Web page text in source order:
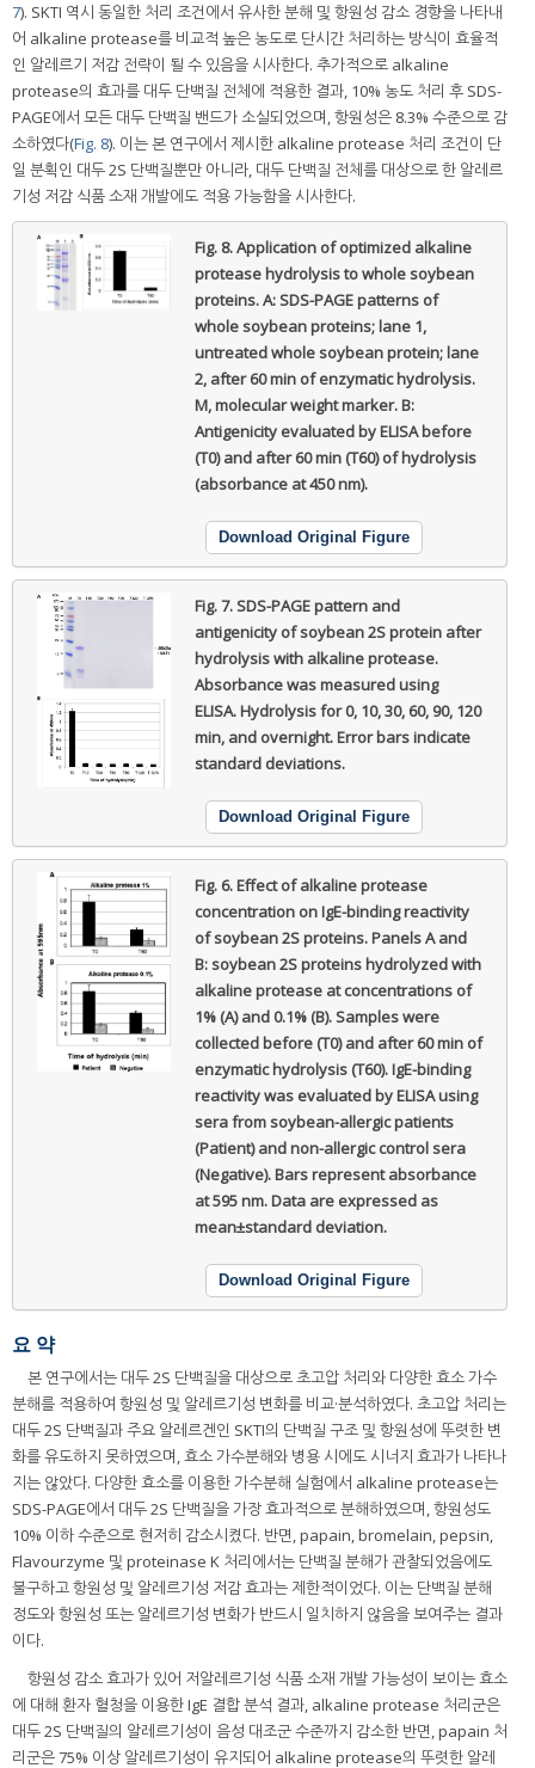
7). SKTI 역시 동일한 처리 조건에서 유사한 분해 및 항원성 감소 경향을 나타내
어 alkaline protease를 비교적 높은 농도로 단시간 처리하는 방식이 효율적
인 알레르기 저감 전략이 될 수 있음을 시사한다. 추가적으로 alkaline
protease의 효과를 대두 단백질 전체에 적용한 결과, 10% 농도 처리 후 SDS-
PAGE에서 모든 대두 단백질 밴드가 소실되었으며, 항원성은 8.3% 수준으로 감
소하였다(Fig. 8). 이는 본 연구에서 제시한 alkaline protease 처리 조건이 단
일 분획인 대두 2S 단백질뿐만 아니라, 대두 단백질 전체를 대상으로 한 알레르
기성 저감 식품 소재 개발에도 적용 가능함을 시사한다.
Fig. 8.Application of optimized alkaline
protease hydrolysis to whole soybean
proteins. A: SDS-PAGE patterns of
whole soybean proteins; lane 1,
untreated whole soybean protein; lane
2, after 60 min of enzymatic hydrolysis.
M, molecular weight marker. B:
Antigenicity evaluated by ELISA before
(T0) and after 60 min (T60) of hydrolysis
(absorbance at 450 nm).
Download Original Figure
Fig. 7.SDS-PAGE pattern and
antigenicity of soybean 2S protein after
hydrolysis with alkaline protease.
Absorbance was measured using
ELISA. Hydrolysis for 0, 10, 30, 60, 90, 120
min, and overnight. Error bars indicate
standard deviations.
Download Original Figure
Fig. 6.Effect of alkaline protease
concentration on IgE-binding reactivity
of soybean 2S proteins. Panels A and
B: soybean 2S proteins hydrolyzed with
alkaline protease at concentrations of
1% (A) and 0.1% (B). Samples were
collected before (T0) and after 60 min of
enzymatic hydrolysis (T60). IgE-binding
reactivity was evaluated by ELISA using
sera from soybean-allergic patients
(Patient) and non-allergic control sera
(Negative). Bars represent absorbance
at 595 nm. Data are expressed as
mean±standard deviation.
Download Original Figure
요 약
본 연구에서는 대두 2S 단백질을 대상으로 초고압 처리와 다양한 효소 가수
분해를 적용하여 항원성 및 알레르기성 변화를 비교·분석하였다. 초고압 처리는
대두 2S 단백질과 주요 알레르겐인 SKTI의 단백질 구조 및 항원성에 뚜렷한 변
화를 유도하지 못하였으며, 효소 가수분해와 병용 시에도 시너지 효과가 나타나
지는 않았다. 다양한 효소를 이용한 가수분해 실험에서 alkaline protease는
SDS-PAGE에서 대두 2S 단백질을 가장 효과적으로 분해하였으며, 항원성도
10% 이하 수준으로 현저히 감소시켰다. 반면, papain, bromelain, pepsin,
Flavourzyme 및 proteinase K 처리에서는 단백질 분해가 관찰되었음에도
불구하고 항원성 및 알레르기성 저감 효과는 제한적이었다. 이는 단백질 분해
정도와 항원성 또는 알레르기성 변화가 반드시 일치하지 않음을 보여주는 결과
이다.
항원성 감소 효과가 있어 저알레르기성 식품 소재 개발 가능성이 보이는 효소
에 대해 환자 혈청을 이용한 IgE 결합 분석 결과, alkaline protease 처리군은
대두 2S 단백질의 알레르기성이 음성 대조군 수준까지 감소한 반면, papain 처
리군은 75% 이상 알레르기성이 유지되어 alkaline protease의 뚜렷한 알레